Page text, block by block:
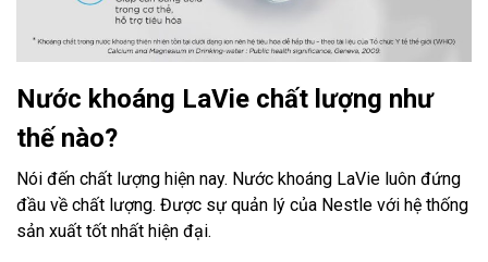
Nước khoáng LaVie chất lượng như
thế nào?
Nói đến chất lượng hiện nay. Nước khoáng LaVie luôn đứng
đầu về chất lượng. Được sự quản lý của Nestle với hệ thống
sản xuất tốt nhất hiện đại.